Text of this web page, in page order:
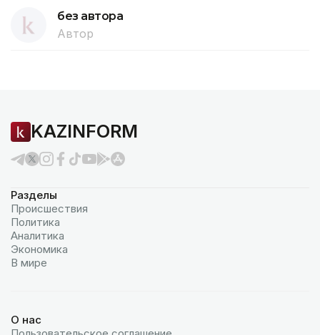
без автора
Автор
KAZINFORM
Разделы
Происшествия
Политика
Аналитика
Экономика
В мире
О нас